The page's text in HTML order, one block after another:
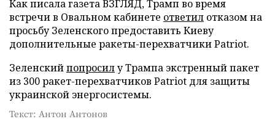
Как писала газета ВЗГЛЯД, Трамп во время
встречи в Овальном кабинете ответил отказом на
просьбу Зеленского предоставить Киеву
дополнительные ракеты-перехватчики Patriot.
Зеленскийпопросилу Трампа экстренный пакет
из 300 ракет-перехватчиков Patriot для защиты
украинской энергосистемы.
Текст: Антон Антонов